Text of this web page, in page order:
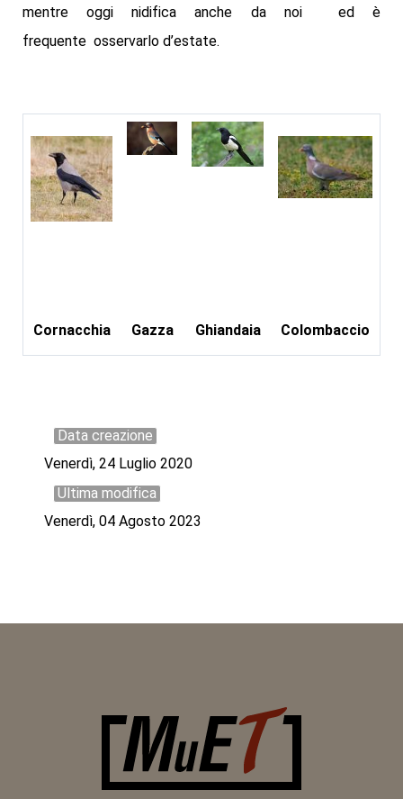
mentre oggi nidifica anche da noi ed è
frequente osservarlo d’estate.
Cornacchia Gazza Ghiandaia Colombaccio
Data creazione
Venerdì, 24 Luglio 2020
Ultima modifica
Venerdì, 04 Agosto 2023